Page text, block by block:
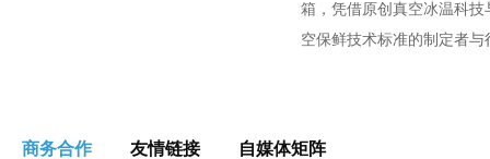
箱，凭借原创真空冰温科
空保鲜技术标准的制定者
商务合作 友情链接 自媒体矩阵